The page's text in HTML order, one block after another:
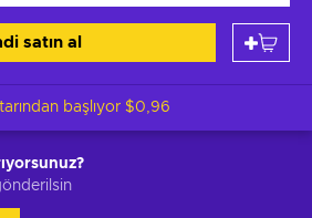
satın al
başlıyor $0,96